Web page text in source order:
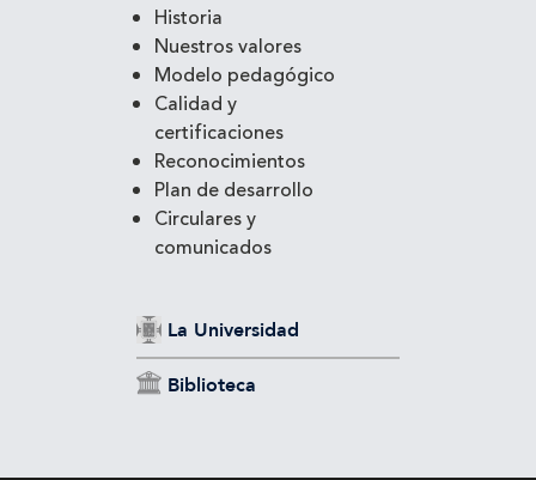
Historia
Nuestros valores
Modelo pedagógico
Calidad y
certificaciones
Reconocimientos
Plan de desarrollo
Circulares y
comunicados
La Universidad
Biblioteca